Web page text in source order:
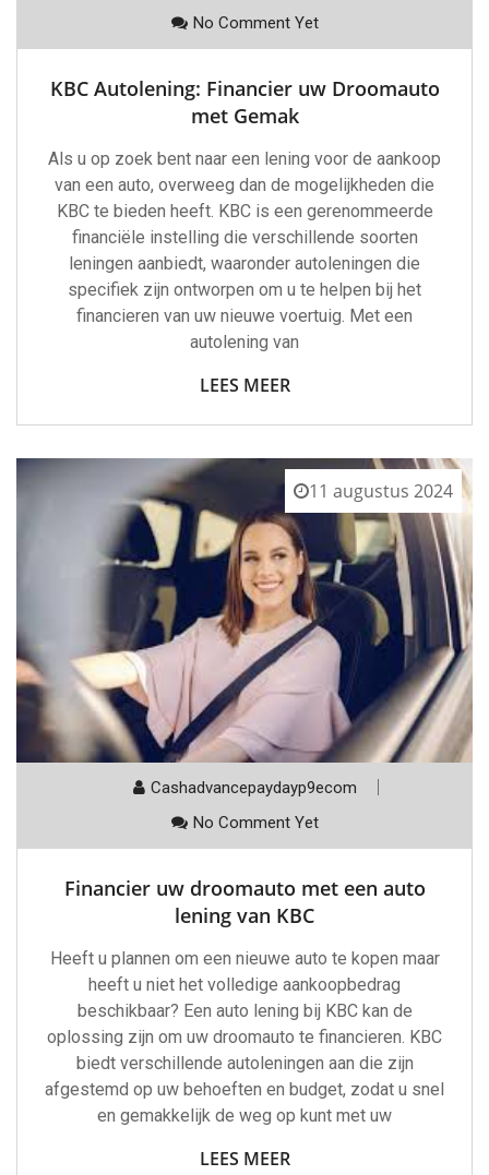
No Comment Yet
KBC Autolening: Financier uw Droomauto
met Gemak
Als u op zoek bent naar een lening voor de aankoop
van een auto, overweeg dan de mogelijkheden die
KBC te bieden heeft. KBC is een gerenommeerde
financiële instelling die verschillende soorten
leningen aanbiedt, waaronder autoleningen die
specifiek zijn ontworpen om u te helpen bij het
financieren van uw nieuwe voertuig. Met een
autolening van
LEES MEER
11 augustus 2024
Cashadvancepaydayp9ecom
No Comment Yet
Financier uw droomauto met een auto
lening van KBC
Heeft u plannen om een nieuwe auto te kopen maar
heeft u niet het volledige aankoopbedrag
beschikbaar? Een auto lening bij KBC kan de
oplossing zijn om uw droomauto te financieren. KBC
biedt verschillende autoleningen aan die zijn
afgestemd op uw behoeften en budget, zodat u snel
en gemakkelijk de weg op kunt met uw
LEES MEER